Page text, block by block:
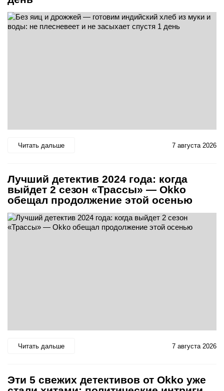
Читать дальше 7 августа 2026
Лучший детектив 2024 года: когда
выйдет 2 сезон «Трассы» — Okko
обещал продолжение этой осенью
Читать дальше 7 августа 2026
Эти 5 свежих детективов от Okko уже